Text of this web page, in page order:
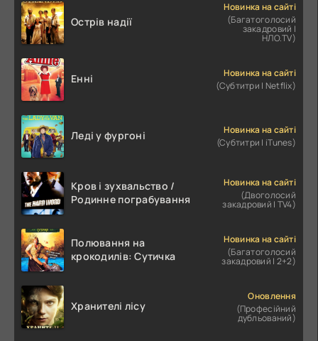
Острів надії
Новинка на сайті
(Багатоголосий
закадровий |
НЛО.TV)
Енні
Новинка на сайті
(Субтитри | Netflix)
Леді у фургоні
Новинка на сайті
(Субтитри | iTunes)
Кров і зухвальство /
Родинне пограбування
Новинка на сайті
(Двоголосий
закадровий | TV4)
Полювання на
крокодилів: Сутичка
Новинка на сайті
(Багатоголосий
закадровий | 2+2)
Хранителі лісу
Оновлення
(Професійний
дубльований)